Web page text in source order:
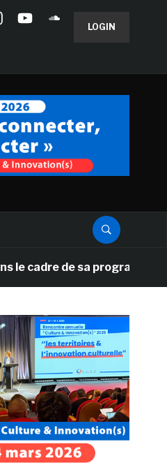
LOGIN
de sa programmation